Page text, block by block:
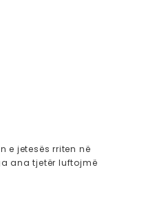
e jetesës rriten në
ana tjetër luftojmë